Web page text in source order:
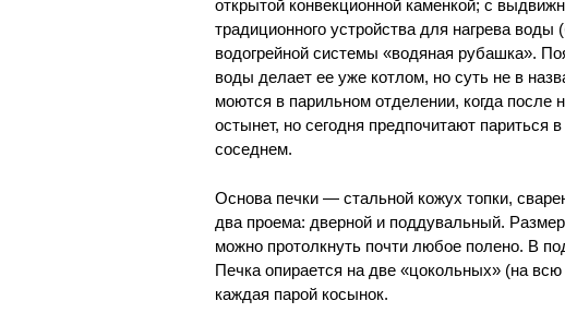
открытой конвекционной каменкой; с
традиционного устройства для нагрева
водогрейной системы «водяная рубашка».
воды делает ее уже котлом, но суть не в
моются в парильном отделении, когда после
остынет, но сегодня предпочитают
соседнем.
Основа печки — стальной кожух топки,
два проема: дверной и поддувальный.
можно протолкнуть почти любое полено. В
Печка опирается на две «цокольных» (на
каждая парой косынок.